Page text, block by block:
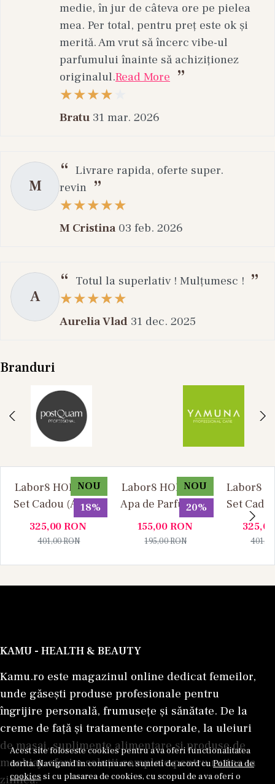
Acest site foloseste cookies pentru a va oferi functionalitatea
dorita. Navigand in continuare, sunteti de acord cuPolitica de
cookies si cu plasarea de cookies, cu scopul de a va oferi o
medie, în jur de câteva ore pe pielea
mea. Per total, pentru preț este ok și
merită. Am vrut să încerc vibe-ul
parfumului înainte să achiziționez
originalul.Read More
Bratu 31 mar. 2026
M
Livrare rapida, oferte super.
revin
M Cristina 03 feb. 2026
A
Totul la superlativ ! Mulțumesc !
Aurelia Vlad 31 dec. 2025
Branduri
NOU
18%
Labor8 HOD 881 -
Set Cadou (Apa de
Parfum 100 ml +
Apa de Parfum 10
325,00RON
401,00RON
NOU
20%
Labor8 HOD 881 -
Apa de Parfum, 30
ml, Unisex
155,00RON
195,00RON
Labor8
Set
Parfum
Apa de
KAMU - HEALTH & BEAUTY
Kamu.ro este magazinul online dedicat femeilor,
unde găsești produse profesionale pentru
îngrijire personală, frumusețe și sănătate. De la
creme de față și tratamente corporale, la uleiuri
de masaj, suplimente alimentare și produse de
machiaj, oferim soluții complete pentru rutina ta
zilnică.